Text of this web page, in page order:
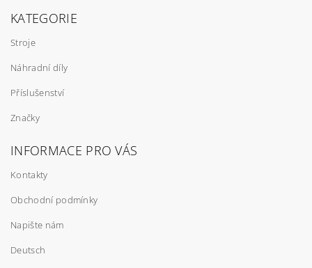
KATEGORIE
Stroje
Náhradní díly
Příslušenství
Značky
INFORMACE PRO VÁS
Kontakty
Obchodní podmínky
Napište nám
Deutsch